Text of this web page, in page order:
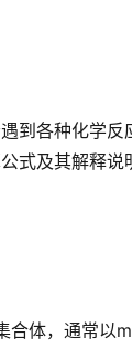
到各种化学
式及其解释说
合体，通常以